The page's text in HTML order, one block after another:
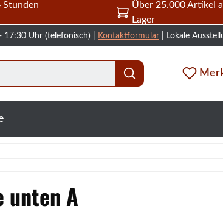
Stunden
Über 25.000 Artikel
Lager
17:30 Uhr (telefonisch) | Kontaktformular | Lokale
unten A